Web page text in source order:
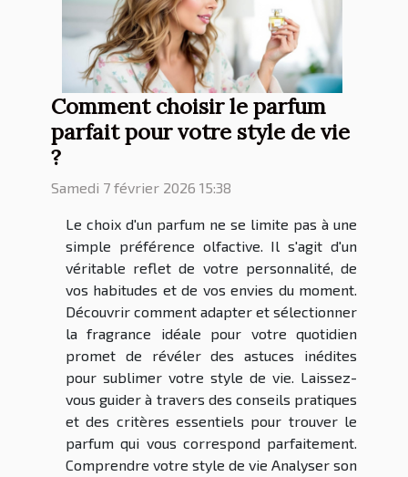
Comment choisir le parfum
parfait pour votre style de vie
?
Samedi 7 février 2026 15:38
Le choix d'un parfum ne se limite pas à une
simple préférence olfactive. Il s'agit d'un
véritable reflet de votre personnalité, de
vos habitudes et de vos envies du moment.
Découvrir comment adapter et sélectionner
la fragrance idéale pour votre quotidien
promet de révéler des astuces inédites
pour sublimer votre style de vie. Laissez-
vous guider à travers des conseils pratiques
et des critères essentiels pour trouver le
parfum qui vous correspond parfaitement.
Comprendre votre style de vie Analyser son